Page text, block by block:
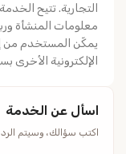
التجارية. تتيح
معلومات المنشأة
يمكّن المستخدم من
الإلكترونية الأخرى
اسأل عن الخدمة
اكتب سؤالك، وسيتم الرد